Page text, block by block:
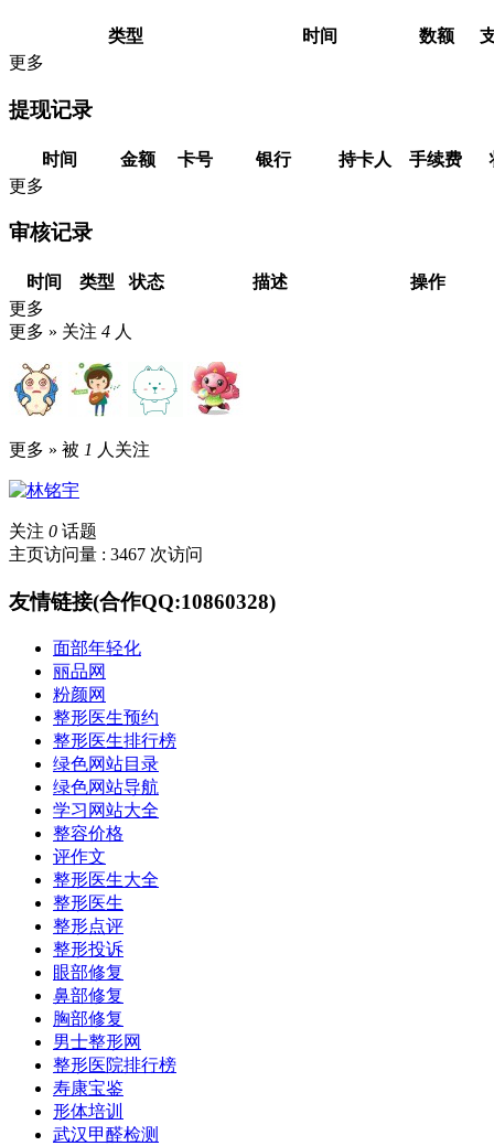
类型 时间 数额
更多
提现记录
时间 金额 卡号 银行 持卡人 手续费
更多
审核记录
时间 类型 状态 描述
操作
更多
更多 » 关注 4 人
更多 » 被 1 人关注
关注 0 话题
主页访问量 : 3467 次访问
友情链接(合作QQ:10860328)
面部年轻化
丽品网
粉颜网
整形医生预约
整形医生排行榜
绿色网站目录
绿色网站导航
学习网站大全
整容价格
评作文
整形医生大全
整形医生
整形点评
整形投诉
眼部修复
鼻部修复
胸部修复
男士整形网
整形医院排行榜
寿康宝鉴
形体培训
武汉甲醛检测